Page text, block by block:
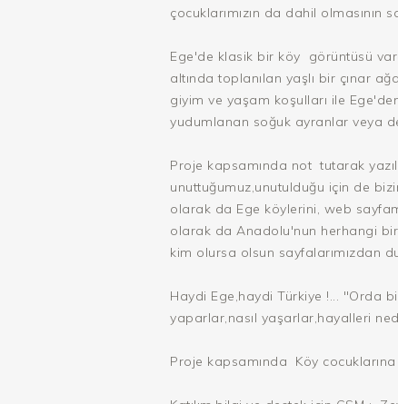
çocuklarımızın da dahil
Ege'de klasik bir köy görüntüsü
altında toplanılan yaşlı bir çınar
giyim ve yaşam koşulları ile
yudumlanan soğuk ayranlar veya
Proje kapsamında not tutarak
unuttuğumuz,unutulduğu için de
olarak da Ege köylerini, web
olarak da Anadolu'nun herhangi
kim olursa olsun sayfalarımızdan
Haydi Ege,haydi Türkiye !... "Orda
yaparlar,nasıl yaşarlar,hayalleri
Proje kapsamında Köy